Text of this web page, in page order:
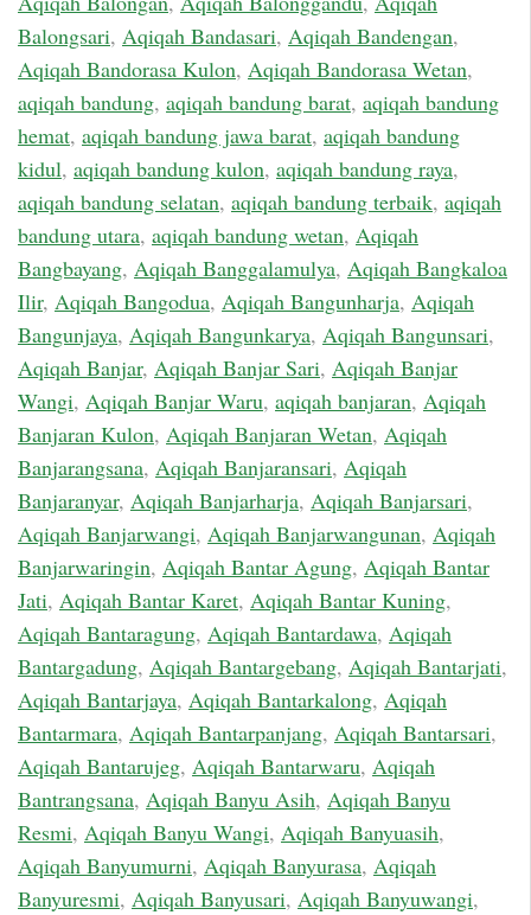
Balongsari, Aqiqah Bandasari, Aqiqah Bandengan,
Aqiqah Bandorasa Kulon, Aqiqah Bandorasa Wetan,
aqiqah bandung, aqiqah bandung barat, aqiqah bandung
hemat, aqiqah bandung jawa barat, aqiqah bandung
kidul, aqiqah bandung kulon, aqiqah bandung raya,
aqiqah bandung selatan, aqiqah bandung terbaik, aqiqah
bandung utara, aqiqah bandung wetan, Aqiqah
Bangbayang, Aqiqah Banggalamulya, Aqiqah Bangkaloa
Ilir, Aqiqah Bangodua, Aqiqah Bangunharja, Aqiqah
Bangunjaya, Aqiqah Bangunkarya, Aqiqah Bangunsari,
Aqiqah Banjar, Aqiqah Banjar Sari, Aqiqah Banjar
Wangi, Aqiqah Banjar Waru, aqiqah banjaran, Aqiqah
Banjaran Kulon, Aqiqah Banjaran Wetan, Aqiqah
Banjarangsana, Aqiqah Banjaransari, Aqiqah
Banjaranyar, Aqiqah Banjarharja, Aqiqah Banjarsari,
Aqiqah Banjarwangi, Aqiqah Banjarwangunan, Aqiqah
Banjarwaringin, Aqiqah Bantar Agung, Aqiqah Bantar
Jati, Aqiqah Bantar Karet, Aqiqah Bantar Kuning,
Aqiqah Bantaragung, Aqiqah Bantardawa, Aqiqah
Bantargadung, Aqiqah Bantargebang, Aqiqah Bantarjati,
Aqiqah Bantarjaya, Aqiqah Bantarkalong, Aqiqah
Bantarmara, Aqiqah Bantarpanjang, Aqiqah Bantarsari,
Aqiqah Bantarujeg, Aqiqah Bantarwaru, Aqiqah
Bantrangsana, Aqiqah Banyu Asih, Aqiqah Banyu
Resmi, Aqiqah Banyu Wangi, Aqiqah Banyuasih,
Aqiqah Banyumurni, Aqiqah Banyurasa, Aqiqah
Banyuresmi, Aqiqah Banyusari, Aqiqah Banyuwangi,